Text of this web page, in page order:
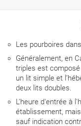
Les pourboires
Généralement, en
triples est
un lit simple et
deux lits doubles.
L'heure d'entrée à
établissement,
sauf indication